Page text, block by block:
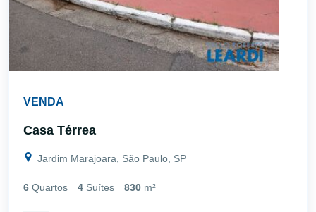
VENDA
Casa Térrea
Jardim Marajoara, São Paulo, SP
6 Quartos 4 Suítes 830 m²